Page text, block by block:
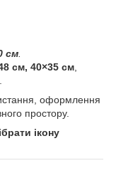
см
см, 40×35 см
оформлення
простору.
ікону